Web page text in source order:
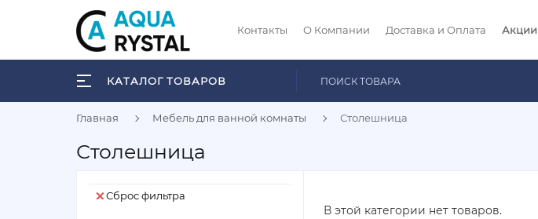
Контакты О Компании Доставка и Оплата Акции
КАТАЛОГ ТОВАРОВ
Главная Мебель для ванной комнаты Столешница
Столешница
Сброс фильтра
В этой категории нет товаров.